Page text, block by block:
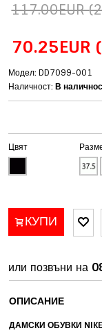
117.00EUR
70.25EUR
Модел: DD7099-001
Наличност:В
Цвят
КУПИ
или позвъни на
ОПИСАНИЕ
ДАМСКИ ОБУВКИ NIKE